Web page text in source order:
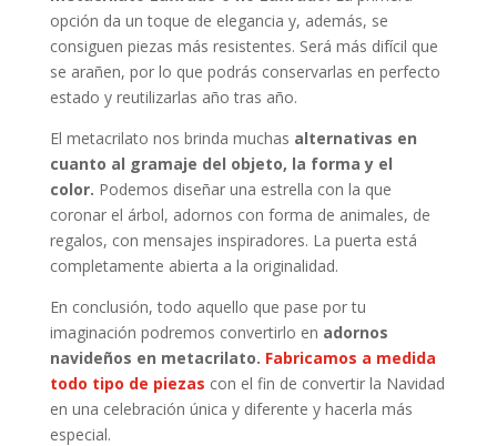
opción da un toque de elegancia y, además, se
consiguen piezas más resistentes. Será más difícil que
se arañen, por lo que podrás conservarlas en perfecto
estado y reutilizarlas año tras año.
El metacrilato nos brinda muchas alternativas en
cuanto al gramaje del objeto, la forma y el
color. Podemos diseñar una estrella con la que
coronar el árbol, adornos con forma de animales, de
regalos, con mensajes inspiradores. La puerta está
completamente abierta a la originalidad.
En conclusión, todo aquello que pase por tu
imaginación podremos convertirlo en adornos
navideños en metacrilato. Fabricamos a medida
todo tipo de piezas con el fin de convertir la Navidad
en una celebración única y diferente y hacerla más
especial.